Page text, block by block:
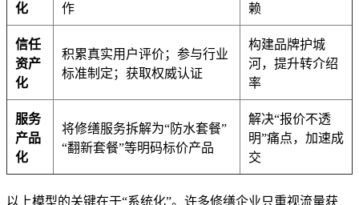
化
作
赖
信任
资产
化
积累真实用户评价；参与行业
标准制定；获取权威认证
构建品牌护城
河，提升转介绍
率
服务
产品
化
将修缮服务拆解为“防水套餐”
“翻新套餐”等明码标价产品
解决“报价不透
明”痛点，加速成
交
以上模型的关键在于“系统化”。许多修缮企业只重视流量获